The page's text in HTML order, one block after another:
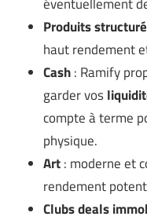
Produits
haut rendement
Cash: Ramify
garder vos
compte à terme
physique.
Art: moderne et
rendement
Clubs deals